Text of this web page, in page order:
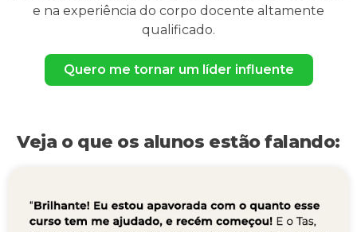
e na experiência do corpo docente altamente
qualificado.
Quero me tornar um líder influente
Veja o que os alunos estão falando: